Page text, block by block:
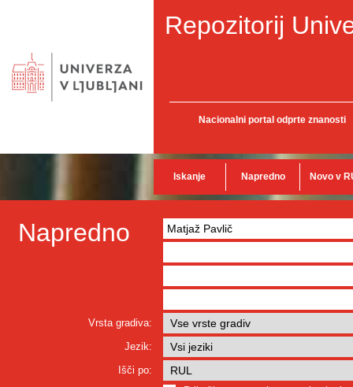
Repozitorij
Nacionalni portal odprte znanosti
Iskanje Napredno Novo v
Napredno
Vrsta gradiva:
Jezik:
Išči po: